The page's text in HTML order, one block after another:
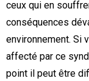
ceux qui en
conséquences
environnement. Si
affecté par ce
point il peut être